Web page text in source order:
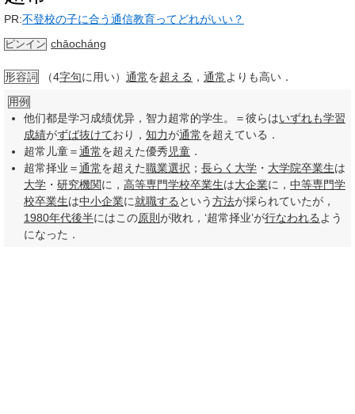
PR:不登校の子に合う通信教育ってどれがいい？
ピンイン chāocháng
形容詞 （4字句に用い） 通常を超える ， 通常 よりも高い．
用例
他们都是学习成绩优异，智力超常的学生。＝彼らはいずれも学習
成績がずば抜けており， 知力が通常を超えている．
超常儿童＝通常を超えた優秀児童 ．
超常择业＝通常を超えた職業選択 ； 長らく 大学 ・ 大学院卒業生は
大学 ・ 研究機関に， 高等専門学校卒業生は大企業に， 中等専門学
校卒業生は中小企業に就職する という方法が採られていたが，
1980年代後半にはこの原則 が敗れ，‘超常择业’が行なわれる よう
になった．